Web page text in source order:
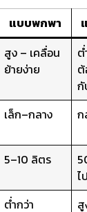
แบบพกพา
สูง – เคลื่อน
ย้ายง่าย
ต่
กั
เล็ก–กลาง ก
5–10 ลิตร
ไป
ต่ำกว่า สู